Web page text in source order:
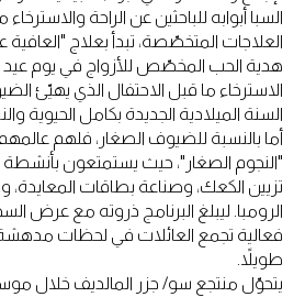
السبا أبوابه للباحثين عن الراحة
العلاجات المتخصّصة، تبدأ بعلاج "العافية
هدية الحب المخصّص للأزواج في يوم عيد
الاسترخاء ما قبل الاحتفال الذي يهيّئ
السنة الميلادية الجديدة بكامل الحيوية
أما بالنسبة للضيوف الصغار، فلهم
"النجوم الصغار"، حيث يستمتعون
تزيين الكعك، وصناعة بطاقات
الرومبا. ليبلغ البرنامج ذروته مع عرض
فعالية تجمع العائلات في لحظات
طويلاً.
يتحوّل منتجع سو/ جزر المالديف خلال